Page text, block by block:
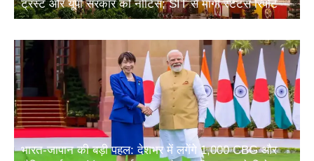
ट्रस्ट और यूपी सरकार को नोटिस; SIT से मांगी स्टेटस रिपोर्ट
भारत-जापान की बड़ी पहल: देशभर में लगेंगे 1,000 CBG और